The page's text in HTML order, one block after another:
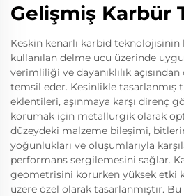
Gelişmiş Karbür
Keskin kenarlı karbid teknolojisinin
kullanılan delme ucu üzerinde
verimliliği ve dayanıklılık
temsil eder. Kesinlikle tasarlanmış
eklentileri, aşınmaya karşı direnç
korumak için metallurgik olarak
düzeydeki malzeme bileşimi,
yoğunlukları ve oluşumlarıyla
performans sergilemesini sağlar.
geometrisini korurken yüksek etki
üzere özel olarak tasarlanmıştır.